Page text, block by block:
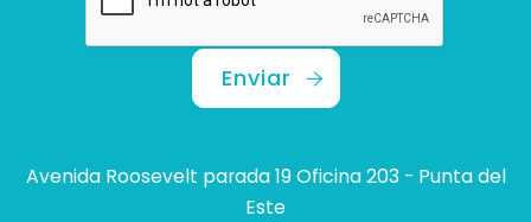
Enviar
Avenida Roosevelt parada 19 Oficina 203 - Punta del
Este